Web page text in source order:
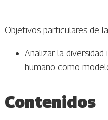
Objetivos particulares de
Analizar la
humano como
Contenidos